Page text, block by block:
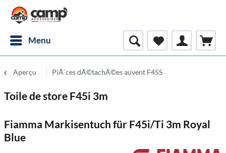
Menu
Aperçu PiÃ¨ces dÃ©tachÃ©es auvent F45S
Toile de store F45i 3m
Fiamma Markisentuch für F45i/Ti 3m Royal
Blue